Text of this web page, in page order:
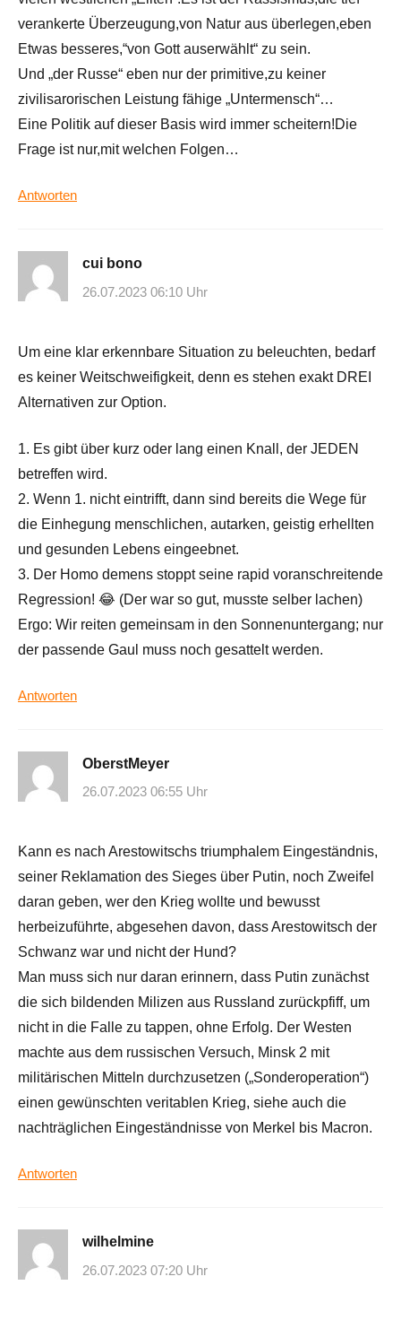
verankerte Überzeugung,von Natur aus überlegen,eben
Etwas besseres,“von Gott auserwählt“ zu sein.
Und „der Russe“ eben nur der primitive,zu keiner
zivilisarorischen Leistung fähige „Untermensch“…
Eine Politik auf dieser Basis wird immer scheitern!Die
Frage ist nur,mit welchen Folgen…
Antworten
cui bono
26.07.2023 06:10 Uhr
Um eine klar erkennbare Situation zu beleuchten, bedarf
es keiner Weitschweifigkeit, denn es stehen exakt DREI
Alternativen zur Option.
1. Es gibt über kurz oder lang einen Knall, der JEDEN
betreffen wird.
2. Wenn 1. nicht eintrifft, dann sind bereits die Wege für
die Einhegung menschlichen, autarken, geistig erhellten
und gesunden Lebens eingeebnet.
3. Der Homo demens stoppt seine rapid voranschreitende
Regression! 😂 (Der war so gut, musste selber lachen)
Ergo: Wir reiten gemeinsam in den Sonnenuntergang; nur
der passende Gaul muss noch gesattelt werden.
Antworten
OberstMeyer
26.07.2023 06:55 Uhr
Kann es nach Arestowitschs triumphalem Eingeständnis,
seiner Reklamation des Sieges über Putin, noch Zweifel
daran geben, wer den Krieg wollte und bewusst
herbeizuführte, abgesehen davon, dass Arestowitsch der
Schwanz war und nicht der Hund?
Man muss sich nur daran erinnern, dass Putin zunächst
die sich bildenden Milizen aus Russland zurückpfiff, um
nicht in die Falle zu tappen, ohne Erfolg. Der Westen
machte aus dem russischen Versuch, Minsk 2 mit
militärischen Mitteln durchzusetzen („Sonderoperation“)
einen gewünschten veritablen Krieg, siehe auch die
nachträglichen Eingeständnisse von Merkel bis Macron.
Antworten
wilhelmine
26.07.2023 07:20 Uhr